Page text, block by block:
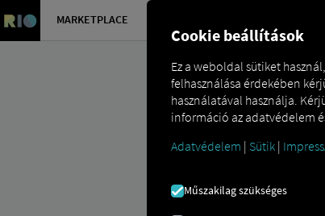
MARKETPLACE
Cookie beállítások
Ez a weboldal sütiket
felhasználása érdekében
használatával használja.
információ az adatvédelem
Adatvédelem | Sütik |
Műszakilag szükséges